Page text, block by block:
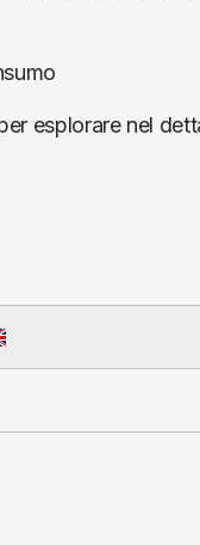
esplorare nel